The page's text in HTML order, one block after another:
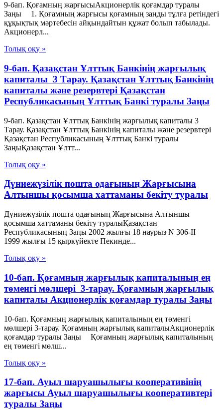
9-бап. Қоғамның жарғысыАкционерлік қоғамдар туралы
Заңы 1. Қоғамның жарғысы қоғамның заңды тұлға ретіндегі
құқықтық мәртебесін айқындайтын құжат болып табылады.
Акционерл...
Толық оқу »
9-бап. Қазақстан Ұлттық Банкiнiң жарғылық
капиталы 3 Тарау. Қазақстан Ұлттық Банкінің
капиталы және резервтері Қазақстан
Республикасының Ұлттық Банкі туралы Заңы
9-бап. Қазақстан Ұлттық Банкiнiң жарғылық капиталы 3
Тарау. Қазақстан Ұлттық Банкінің капиталы және резервтері
Қазақстан Республикасының Ұлттық Банкі туралы
ЗаңыҚазақстан Ұлтт...
Толық оқу »
Дүниежүзілік пошта одағының Жарғысына
Алтыншы қосымша хаттаманы бекіту туралы
Дүниежүзілік пошта одағының Жарғысына Алтыншы
қосымша хаттаманы бекіту туралыҚазақстан
Республикасының Заңы 2002 жылғы 18 наурыз N 306-ІІ
1999 жылғы 15 қыркүйекте Пекинде...
Толық оқу »
10-бап. Қоғамның жарғылық капиталының ең
төменгі мөлшері 3-тарау. Қоғамның жарғылық
капиталы Акционерлік қоғамдар туралы Заңы
10-бап. Қоғамның жарғылық капиталының ең төменгі
мөлшері 3-тарау. Қоғамның жарғылық капиталыАкционерлік
қоғамдар туралы Заңы Қоғамның жарғылық капиталының
ең төменгі мөлш...
Толық оқу »
17-бап. Ауыл шаруашылығы кооперативінің
жарғысы Ауыл шаруашылығы кооперативтері
туралы Заңы